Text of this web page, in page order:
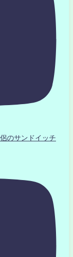
のサンドイッチ